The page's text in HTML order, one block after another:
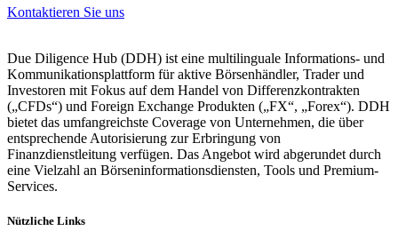
Kontaktieren Sie uns
Due Diligence Hub (DDH) ist eine multilinguale Informations- und
Kommunikationsplattform für aktive Börsenhändler, Trader und
Investoren mit Fokus auf dem Handel von Differenzkontrakten
(„CFDs“) und Foreign Exchange Produkten („FX“, „Forex“). DDH
bietet das umfangreichste Coverage von Unternehmen, die über
entsprechende Autorisierung zur Erbringung von
Finanzdienstleitung verfügen. Das Angebot wird abgerundet durch
eine Vielzahl an Börseninformationsdiensten, Tools und Premium-
Services.
Nützliche Links